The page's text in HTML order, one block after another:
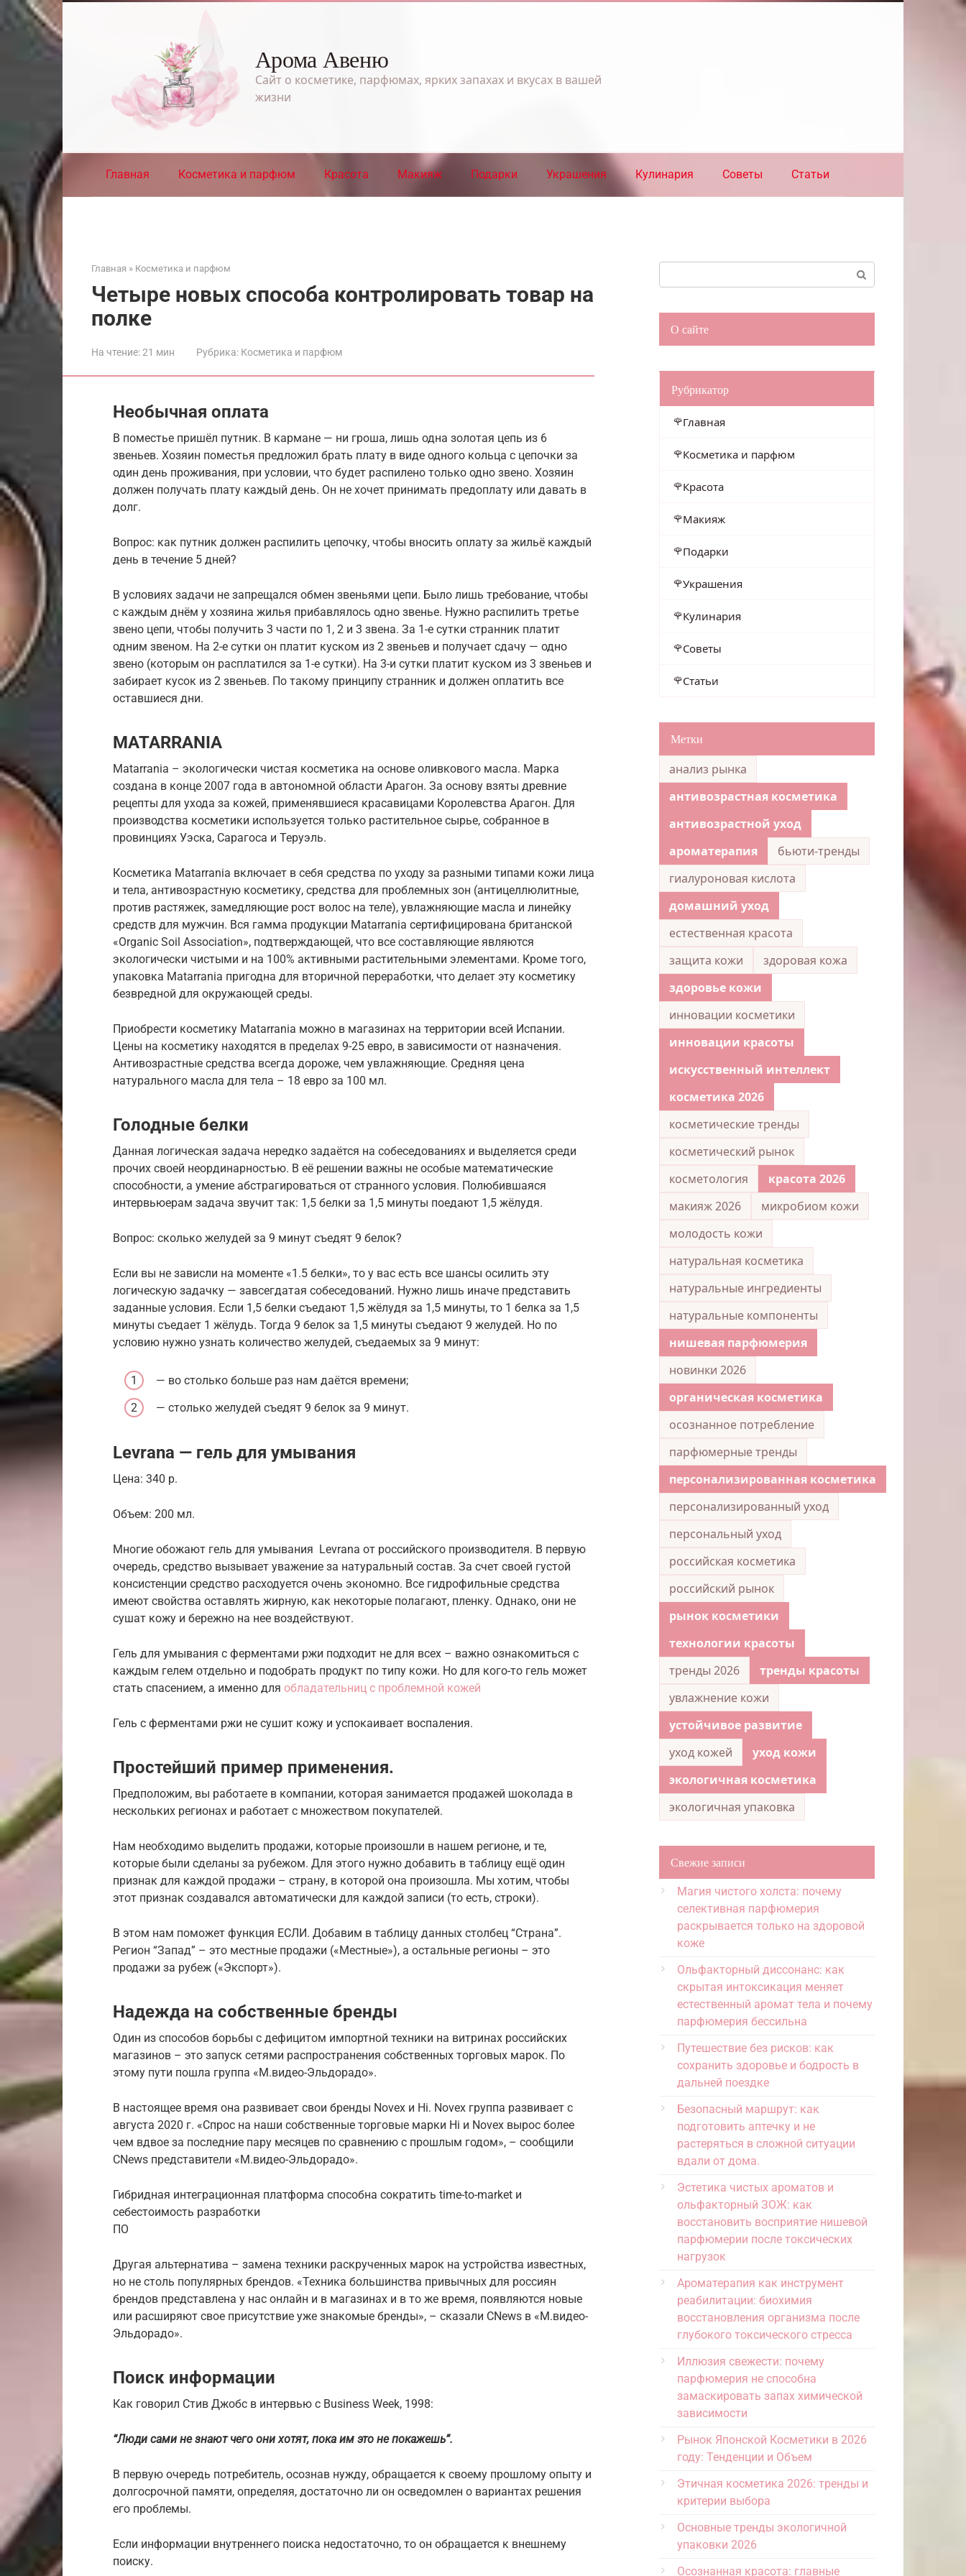
Перейти
к
контенту
Арома Авеню
Сайт о косметике, парфюмах, ярких запахах и вкусах в вашей
жизни
Главная Косметика и парфюм Красота Макияж Подарки Украшения Кулинария Советы Статьи
Главная » Косметика и парфюм
Четыре новых способа контролировать товар на
полке
На чтение:21 мин Рубрика: Косметика и парфюм
Необычная оплата
В поместье пришёл путник. В кармане — ни гроша, лишь одна золотая цепь из 6
звеньев. Хозяин поместья предложил брать плату в виде одного кольца с цепочки за
один день проживания, при условии, что будет распилено только одно звено. Хозяин
должен получать плату каждый день. Он не хочет принимать предоплату или давать в
долг.
Вопрос: как путник должен распилить цепочку, чтобы вносить оплату за жильё каждый
день в течение 5 дней?
В условиях задачи не запрещался обмен звеньями цепи. Было лишь требование, чтобы
с каждым днём у хозяина жилья прибавлялось одно звенье. Нужно распилить третье
звено цепи, чтобы получить 3 части по 1, 2 и 3 звена. За 1-е сутки странник платит
одним звеном. На 2-е сутки он платит куском из 2 звеньев и получает сдачу — одно
звено (которым он расплатился за 1-е сутки). На 3-и сутки платит куском из 3 звеньев и
забирает кусок из 2 звеньев. По такому принципу странник и должен оплатить все
оставшиеся дни.
MATARRANIA
Matarrania – экологически чистая косметика на основе оливкового масла. Марка
создана в конце 2007 года в автономной области Арагон. За основу взяты древние
рецепты для ухода за кожей, применявшиеся красавицами Королевства Арагон. Для
производства косметики используется только растительное сырье, собранное в
провинциях Уэска, Сарагоса и Теруэль.
Косметика Matarrania включает в себя средства по уходу за разными типами кожи лица
и тела, антивозрастную косметику, средства для проблемных зон (антицеллюлитные,
против растяжек, замедляющие рост волос на теле), увлажняющие масла и линейку
средств для мужчин. Вся гамма продукции Matarrania сертифицирована британской
«Organic Soil Association», подтверждающей, что все составляющие являются
экологически чистыми и на 100% активными растительными элементами. Кроме того,
упаковка Matarrania пригодна для вторичной переработки, что делает эту косметику
безвредной для окружающей среды.
Приобрести косметику Matarrania можно в магазинах на территории всей Испании.
Цены на косметику находятся в пределах 9-25 евро, в зависимости от назначения.
Антивозрастные средства всегда дороже, чем увлажняющие. Средняя цена
натурального масла для тела – 18 евро за 100 мл.
Голодные белки
Данная логическая задача нередко задаётся на собеседованиях и выделяется среди
прочих своей неординарностью. В её решении важны не особые математические
способности, а умение абстрагироваться от странного условия. Полюбившаяся
интервьюерам задача звучит так: 1,5 белки за 1,5 минуты поедают 1,5 жёлудя.
Вопрос: сколько желудей за 9 минут съедят 9 белок?
Если вы не зависли на моменте «1.5 белки», то у вас есть все шансы осилить эту
логическую задачку — завсегдатая собеседований. Нужно лишь иначе представить
заданные условия. Если 1,5 белки съедают 1,5 жёлудя за 1,5 минуты, то 1 белка за 1,5
минуты съедает 1 жёлудь. Тогда 9 белок за 1,5 минуты съедают 9 желудей. Но по
условию нужно узнать количество желудей, съедаемых за 9 минут:
— во столько больше раз нам даётся времени;
— столько желудей съедят 9 белок за 9 минут.
Levrana — гель для умывания
Цена: 340 р.
Объем: 200 мл.
Многие обожают гель для умывания Levrana от российского производителя. В первую
очередь, средство вызывает уважение за натуральный состав. За счет своей густой
консистенции средство расходуется очень экономно. Все гидрофильные средства
имеют свойства оставлять жирную, как некоторые полагают, пленку. Однако, они не
сушат кожу и бережно на нее воздействуют.
Гель для умывания с ферментами ржи подходит не для всех – важно ознакомиться с
каждым гелем отдельно и подобрать продукт по типу кожи. Но для кого-то гель может
стать спасением, а именно для обладательниц с проблемной кожей
Гель с ферментами ржи не сушит кожу и успокаивает воспаления.
Простейший пример применения.
Предположим, вы работаете в компании, которая занимается продажей шоколада в
нескольких регионах и работает с множеством покупателей.
Нам необходимо выделить продажи, которые произошли в нашем регионе, и те,
которые были сделаны за рубежом. Для этого нужно добавить в таблицу ещё один
признак для каждой продажи – страну, в которой она произошла. Мы хотим, чтобы
этот признак создавался автоматически для каждой записи (то есть, строки).
В этом нам поможет функция ЕСЛИ. Добавим в таблицу данных столбец “Страна”.
Регион “Запад” – это местные продажи («Местные»), а остальные регионы – это
продажи за рубеж («Экспорт»).
Надежда на собственные бренды
Один из способов борьбы с дефицитом импортной техники на витринах российских
магазинов – это запуск сетями распространения собственных торговых марок. По
этому пути пошла группа «М.видео-Эльдорадо».
В настоящее время она развивает свои бренды Novex и Hi. Novex группа развивает с
августа 2020 г. «Спрос на наши собственные торговые марки Hi и Novex вырос более
чем вдвое за последние пару месяцев по сравнению с прошлым годом», – сообщили
CNews представители «М.видео-Эльдорадо».
Гибридная интеграционная платформа способна сократить time-to-market и
себестоимость разработки
ПО
Другая альтернатива – замена техники раскрученных марок на устройства известных,
но не столь популярных брендов. «Техника большинства привычных для россиян
брендов представлена у нас онлайн и в магазинах и в то же время, появляются новые
или расширяют свое присутствие уже знакомые бренды», – сказали CNews в «М.видео-
Эльдорадо».
Поиск информации
Как говорил Стив Джобс в интервью с Business Week, 1998:
“Люди сами не знают чего они хотят, пока им это не покажешь”.
В первую очередь потребитель, осознав нужду, обращается к своему прошлому опыту и
долгосрочной памяти, определяя, достаточно ли он осведомлен о вариантах решения
его проблемы.
Если информации внутреннего поиска недостаточно, то он обращается к внешнему
поиску.
О сайте
Рубрикатор
Главная
Косметика и парфюм
Красота
Макияж
Подарки
Украшения
Кулинария
Советы
Статьи
Метки
анализ рынка
антивозрастная косметика
антивозрастной уход
ароматерапия
бьюти-тренды
гиалуроновая кислота
домашний уход
естественная красота
защита кожи
здоровая кожа
здоровье кожи
инновации косметики
инновации красоты
искусственный интеллект
косметика 2026
косметические тренды
косметический рынок
косметология
красота 2026
макияж 2026
микробиом кожи
молодость кожи
натуральная косметика
натуральные ингредиенты
натуральные компоненты
нишевая парфюмерия
новинки 2026
органическая косметика
осознанное потребление
парфюмерные тренды
персонализированная косметика
персонализированный уход
персональный уход
российская косметика
российский рынок
рынок косметики
технологии красоты
тренды 2026
тренды красоты
увлажнение кожи
устойчивое развитие
уход кожей
уход кожи
экологичная косметика
экологичная упаковка
Свежие записи
Магия чистого холста: почему
селективная парфюмерия
раскрывается только на здоровой
коже
Ольфакторный диссонанс: как
скрытая интоксикация меняет
естественный аромат тела и почему
парфюмерия бессильна
Путешествие без рисков: как
сохранить здоровье и бодрость в
дальней поездке
Безопасный маршрут: как
подготовить аптечку и не
растеряться в сложной ситуации
вдали от дома.
Эстетика чистых ароматов и
ольфакторный ЗОЖ: как
восстановить восприятие нишевой
парфюмерии после токсических
нагрузок
Ароматерапия как инструмент
реабилитации: биохимия
восстановления организма после
глубокого токсического стресса
Иллюзия свежести: почему
парфюмерия не способна
замаскировать запах химической
зависимости
Рынок Японской Косметики в 2026
году: Тенденции и Объем
Этичная косметика 2026: тренды и
критерии выбора
Основные тренды экологичной
упаковки 2026
Осознанная красота: главные